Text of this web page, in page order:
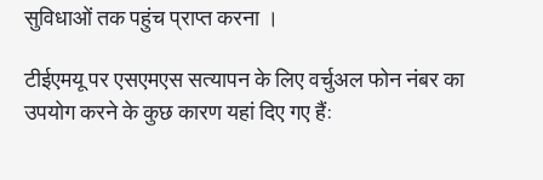
सुविधाओं तक पहुंच प्राप्त करना ।
टीईएमयू पर एसएमएस सत्यापन के लिए वर्चुअल फोन नंबर का
उपयोग करने के कुछ कारण यहां दिए गए हैं: